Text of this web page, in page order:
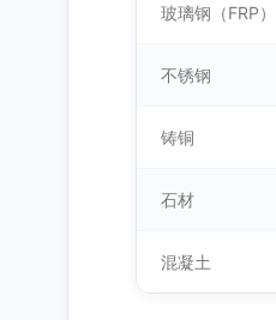
玻璃钢（FRP）
不锈钢
铸铜
石材
混凝土